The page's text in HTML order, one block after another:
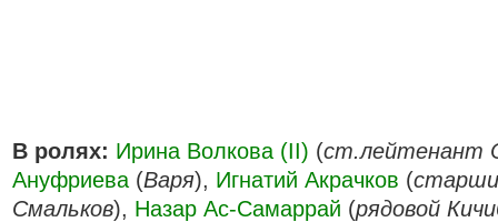
В ролях: Ирина Волкова (II) (ст.лейтенант
Ануфриева (Варя), Игнатий Акрачков (
Смальков), Назар Ас-Самаррай (рядовой